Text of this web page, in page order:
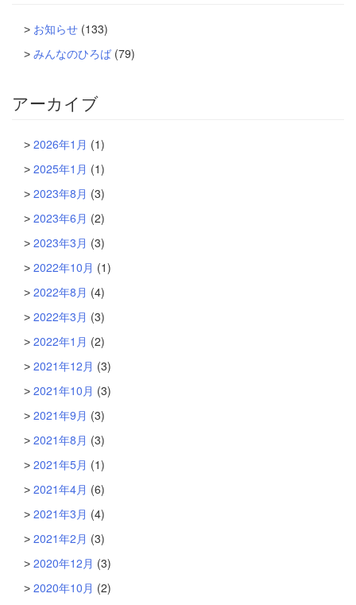
お知らせ (133)
みんなのひろば (79)
アーカイブ
2026年1月 (1)
2025年1月 (1)
2023年8月 (3)
2023年6月 (2)
2023年3月 (3)
2022年10月 (1)
2022年8月 (4)
2022年3月 (3)
2022年1月 (2)
2021年12月 (3)
2021年10月 (3)
2021年9月 (3)
2021年8月 (3)
2021年5月 (1)
2021年4月 (6)
2021年3月 (4)
2021年2月 (3)
2020年12月 (3)
2020年10月 (2)